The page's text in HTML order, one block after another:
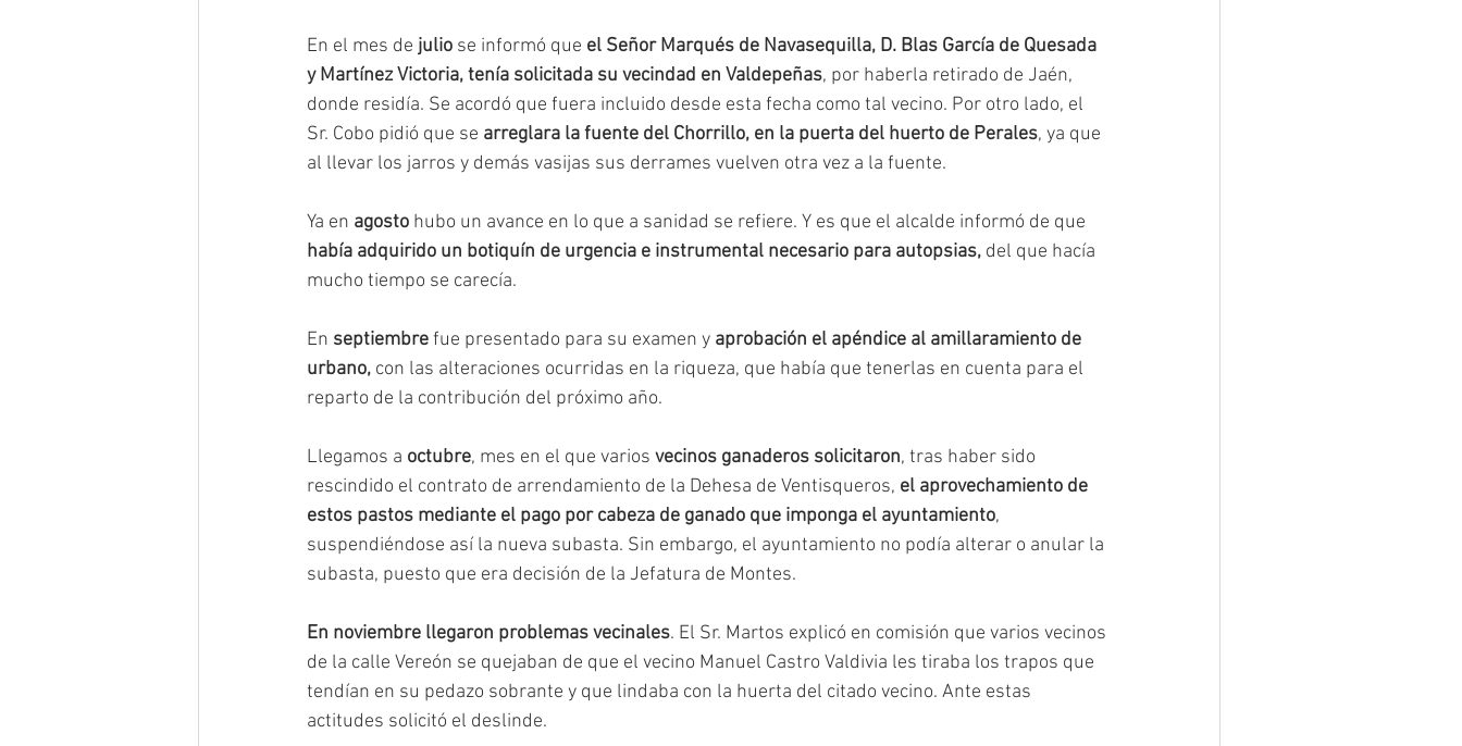
En el mes de julio se informó que el Señor Marqués de Navasequilla, D. Blas García de Quesada
y Martínez Victoria, tenía solicitada su vecindad en Valdepeñas, por haberla retirado de Jaén,
donde residía. Se acordó que fuera incluido desde esta fecha como tal vecino. Por otro lado, el
Sr. Cobo pidió que se arreglara la fuente del Chorrillo, en la puerta del huerto de Perales, ya que
al llevar los jarros y demás vasijas sus derrames vuelven otra vez a la fuente.
Ya en agosto hubo un avance en lo que a sanidad se refiere. Y es que el alcalde informó de que
había adquirido un botiquín de urgencia e instrumental necesario para autopsias, del que hacía
mucho tiempo se carecía.
En septiembre fue presentado para su examen y aprobación el apéndice al amillaramiento de
urbano, con las alteraciones ocurridas en la riqueza, que había que tenerlas en cuenta para el
reparto de la contribución del próximo año.
Llegamos a octubre, mes en el que varios vecinos ganaderos solicitaron, tras haber sido
rescindido el contrato de arrendamiento de la Dehesa de Ventisqueros, el aprovechamiento de
estos pastos mediante el pago por cabeza de ganado que imponga el ayuntamiento,
suspendiéndose así la nueva subasta. Sin embargo, el ayuntamiento no podía alterar o anular la
subasta, puesto que era decisión de la Jefatura de Montes.
En noviembre llegaron problemas vecinales. El Sr. Martos explicó en comisión que varios vecinos
de la calle Vereón se quejaban de que el vecino Manuel Castro Valdivia les tiraba los trapos que
tendían en su pedazo sobrante y que lindaba con la huerta del citado vecino. Ante estas
actitudes solicitó el deslinde.